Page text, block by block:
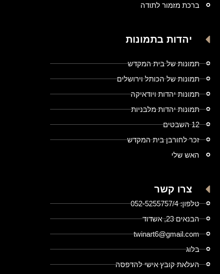
ברכת מזמור לתודה
יהדות בתמונות
תמונות של בית המקדש
תמונות של הכותל וירושלים
תמונות יהדות ויודאיקה
תמונות יהדות מלבניות
12 השבטים
זכר לחורבן בית המקדש
האש שלי
צרו קשר
טלפון: 052-5255757/4
הבנאים 23, אשדוד
twinart6@gmail.com
בלוג
העלאת קובץ אישי להדפסה